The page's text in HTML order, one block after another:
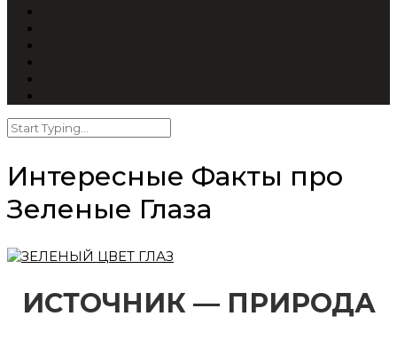
Интересные Факты про
Зеленые Глаза
ИСТОЧНИК — ПРИРОДА